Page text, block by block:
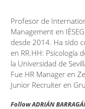
Profesor de
Management en
desde 2014. Ha sido
en RR.HH: Psicología
la Universidad de
Fue HR Manager en
Junior Recruiter en
Follow ADRIÁN